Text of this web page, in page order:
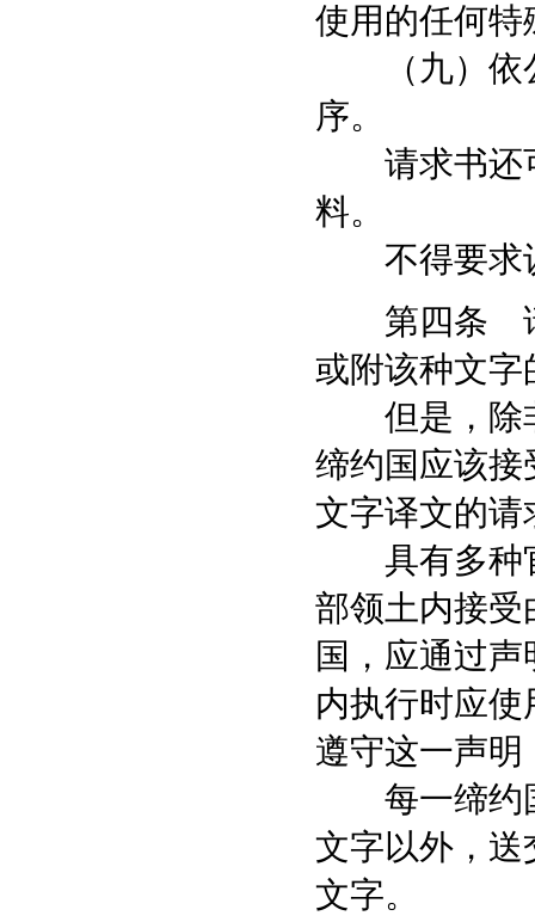
使用的任何特
（九）依公
序。
请求书还可
料。
不得要求
第四条 请
或附该种文字
但是，除非
缔约国应该接
文字译文的请
具有多种官
部领土内接受
国，应通过
内执行时应
遵守这一声
每一缔约国
文字以外，送
文字。